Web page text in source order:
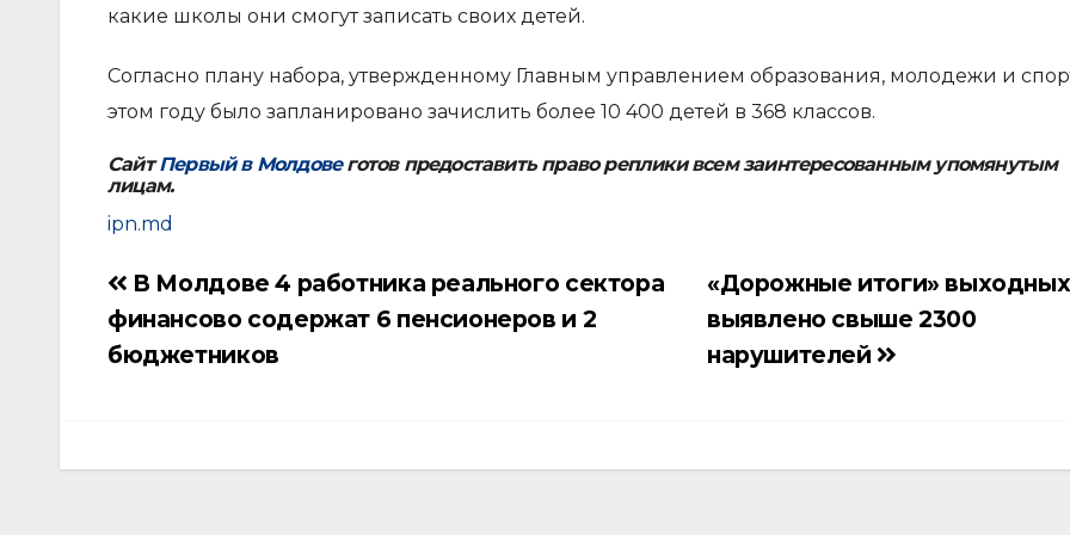
какие школы они смогут записать своих детей.
Согласно плану набора, утвержденному Главным управлением образования, молодежи и
этом году было запланировано зачислить более 10 400 детей в 368 классов.
СайтПервый в Молдовеготов предоставить право реплики всем заинтересованным упомянутым
лицам.
ipn.md
Навигация
по
«Дорожные итоги»
выявлено свыше 2300
нарушителей
В Молдове 4 работника реального сектора
финансово содержат 6 пенсионеров и 2
бюджетников